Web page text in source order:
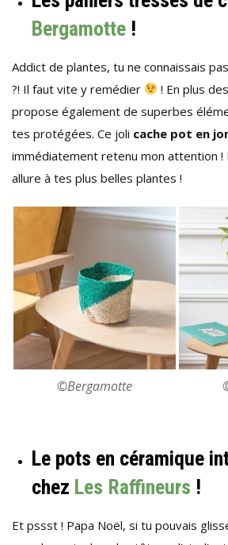
Bergamotte !
Addict de plantes, tu ne connaissais
?! Il faut vite y remédier
! En plus
propose également de superbes
tes protégées. Ce joli cache pot en
immédiatement retenu mon attention
allure à tes plus belles plantes !
©Bergamotte
Le pots en céramique
chez Les Raffineurs !
Et pssst ! Papa Noël, si tu pouvais